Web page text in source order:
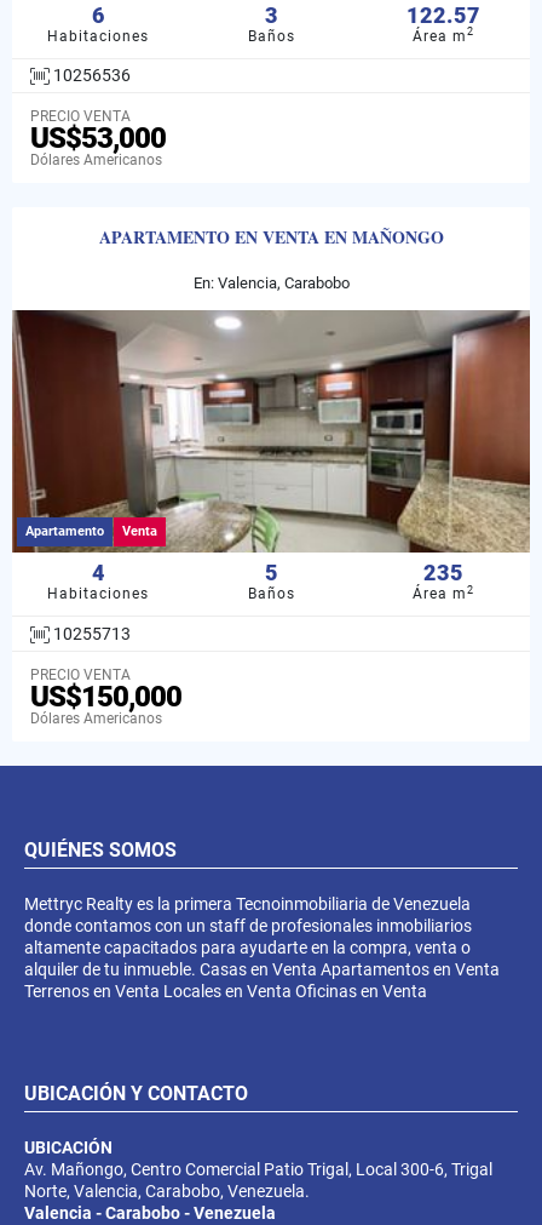
6
Habitaciones
3
Baños
122.57
Área m2
10256536
PRECIO VENTA
US$53,000
Dólares Americanos
APARTAMENTO EN VENTA EN MAÑONGO
En: Valencia, Carabobo
Apartamento Venta
4
Habitaciones
5
Baños
235
Área m2
10255713
PRECIO VENTA
US$150,000
Dólares Americanos
QUIÉNES SOMOS
Mettryc Realty es la primera Tecnoinmobiliaria de Venezuela
donde contamos con un staff de profesionales inmobiliarios
altamente capacitados para ayudarte en la compra, venta o
alquiler de tu inmueble. Casas en Venta Apartamentos en Venta
Terrenos en Venta Locales en Venta Oficinas en Venta
UBICACIÓN Y CONTACTO
UBICACIÓN
Av. Mañongo, Centro Comercial Patio Trigal, Local 300-6, Trigal
Norte, Valencia, Carabobo, Venezuela.
Valencia - Carabobo - Venezuela